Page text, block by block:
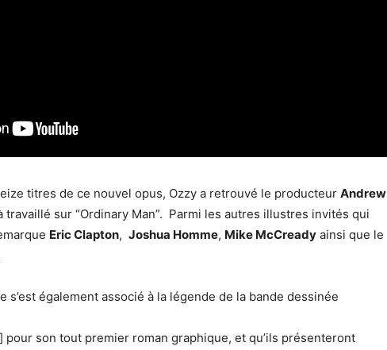
titres de ce nouvel opus, Ozzy a retrouvé le producteur Andrew
travaillé sur “Ordinary Man”. Parmi les autres illustres invités qui
Eric Clapton, Joshua Homme, Mike McCready ainsi que le
s’est également associé à la légende de la bande dessinée
pour son tout premier roman graphique, et qu’ils présenteront